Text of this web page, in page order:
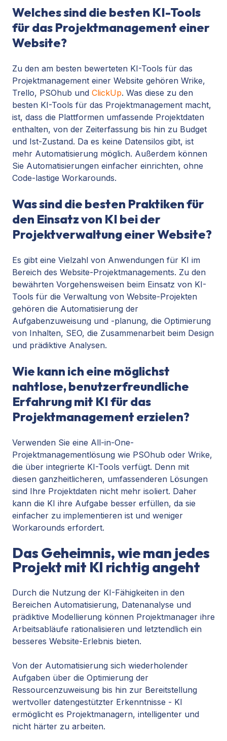
Welches sind die besten KI-Tools
für das Projektmanagement einer
Website?
Zu den am besten bewerteten KI-Tools für das
Projektmanagement einer Website gehören Wrike,
Trello, PSOhub und ClickUp. Was diese zu den
besten KI-Tools für das Projektmanagement macht,
ist, dass die Plattformen umfassende Projektdaten
enthalten, von der Zeiterfassung bis hin zu Budget
und Ist-Zustand. Da es keine Datensilos gibt, ist
mehr Automatisierung möglich. Außerdem können
Sie Automatisierungen einfacher einrichten, ohne
Code-lastige Workarounds.
Was sind die besten Praktiken für
den Einsatz von KI bei der
Projektverwaltung einer Website?
Es gibt eine Vielzahl von Anwendungen für KI im
Bereich des Website-Projektmanagements. Zu den
bewährten Vorgehensweisen beim Einsatz von KI-
Tools für die Verwaltung von Website-Projekten
gehören die Automatisierung der
Aufgabenzuweisung und -planung, die Optimierung
von Inhalten, SEO, die Zusammenarbeit beim Design
und prädiktive Analysen.
Wie kann ich eine möglichst
nahtlose, benutzerfreundliche
Erfahrung mit KI für das
Projektmanagement erzielen?
Verwenden Sie eine All-in-One-
Projektmanagementlösung wie PSOhub oder Wrike,
die über integrierte KI-Tools verfügt. Denn mit
diesen ganzheitlicheren, umfassenderen Lösungen
sind Ihre Projektdaten nicht mehr isoliert. Daher
kann die KI ihre Aufgabe besser erfüllen, da sie
einfacher zu implementieren ist und weniger
Workarounds erfordert.
Das Geheimnis, wie man jedes
Projekt mit KI richtig angeht
Durch die Nutzung der KI-Fähigkeiten in den
Bereichen Automatisierung, Datenanalyse und
prädiktive Modellierung können Projektmanager ihre
Arbeitsabläufe rationalisieren und letztendlich ein
besseres Website-Erlebnis bieten.
Von der Automatisierung sich wiederholender
Aufgaben über die Optimierung der
Ressourcenzuweisung bis hin zur Bereitstellung
wertvoller datengestützter Erkenntnisse - KI
ermöglicht es Projektmanagern, intelligenter und
nicht härter zu arbeiten.